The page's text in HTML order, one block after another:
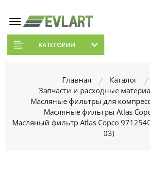
КАТЕГОРИИ
Главная
Каталог
Запчасти и расходные
Масляные фильтры для
Масляные фильтры Atlas
Масляный фильтр Atlas Copco
03)